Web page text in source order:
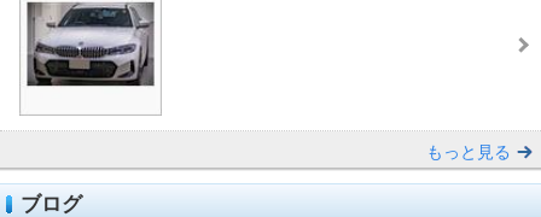
もっと見る
ブログ